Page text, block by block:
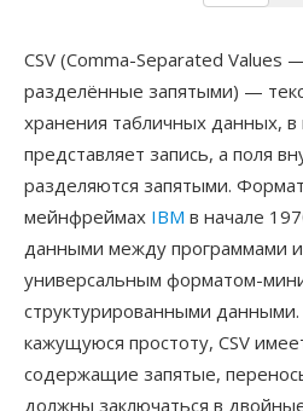
CSV (Comma-Separated Values
разделённые запятыми) —
хранения табличных данных, в
представляет запись, а поля
разделяются запятыми.
мейнфреймах IBM в начале
данными между программами и
универсальным форматом-
структурированными
кажущуюся простоту, CSV
содержащие запятые,
должны заключаться в